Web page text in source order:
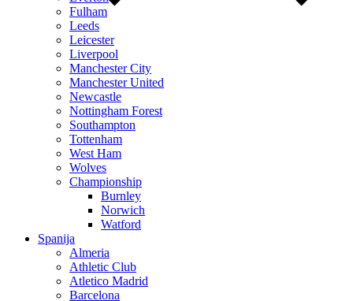
Fulham
Leeds
Leicester
Liverpool
Manchester City
Manchester United
Newcastle
Nottingham Forest
Southampton
Tottenham
West Ham
Wolves
Championship
Burnley
Norwich
Watford
Spanija
Almeria
Athletic Club
Atletico Madrid
Barcelona